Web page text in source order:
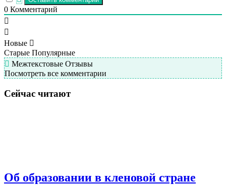
0 Комментарий
Новые
Старые Популярные
Межтекстовые Отзывы
Посмотреть все комментарии
Сейчас читают
Об образовании в кленовой стране